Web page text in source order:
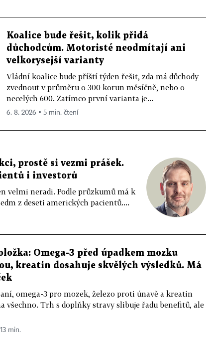
Koalice bude řešit, kolik přidá
důchodcům. Motoristé neodmítají ani
velkorysejší varianty
Vládní koalice bude příští týden řešit, zda má důchody
zvednout v průměru o 300 korun měsíčně, nebo o
necelých 600. Zatímco první varianta je...
6. 8. 2026 ▪ 5 min. čtení
prostě si vezmi prášek.
i investorů
velmi neradi. Podle průzkumů má k
z deseti amerických pacientů....
Omega-3 před úpadkem mozku
kreatin dosahuje skvělých výsledků. Má
omega-3 pro mozek, železo proti únavě a kreatin
všechno. Trh s doplňky stravy slibuje řadu benefitů, ale
min.